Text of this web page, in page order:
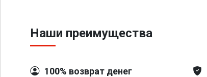
Наши преимущества
100% возврат денег